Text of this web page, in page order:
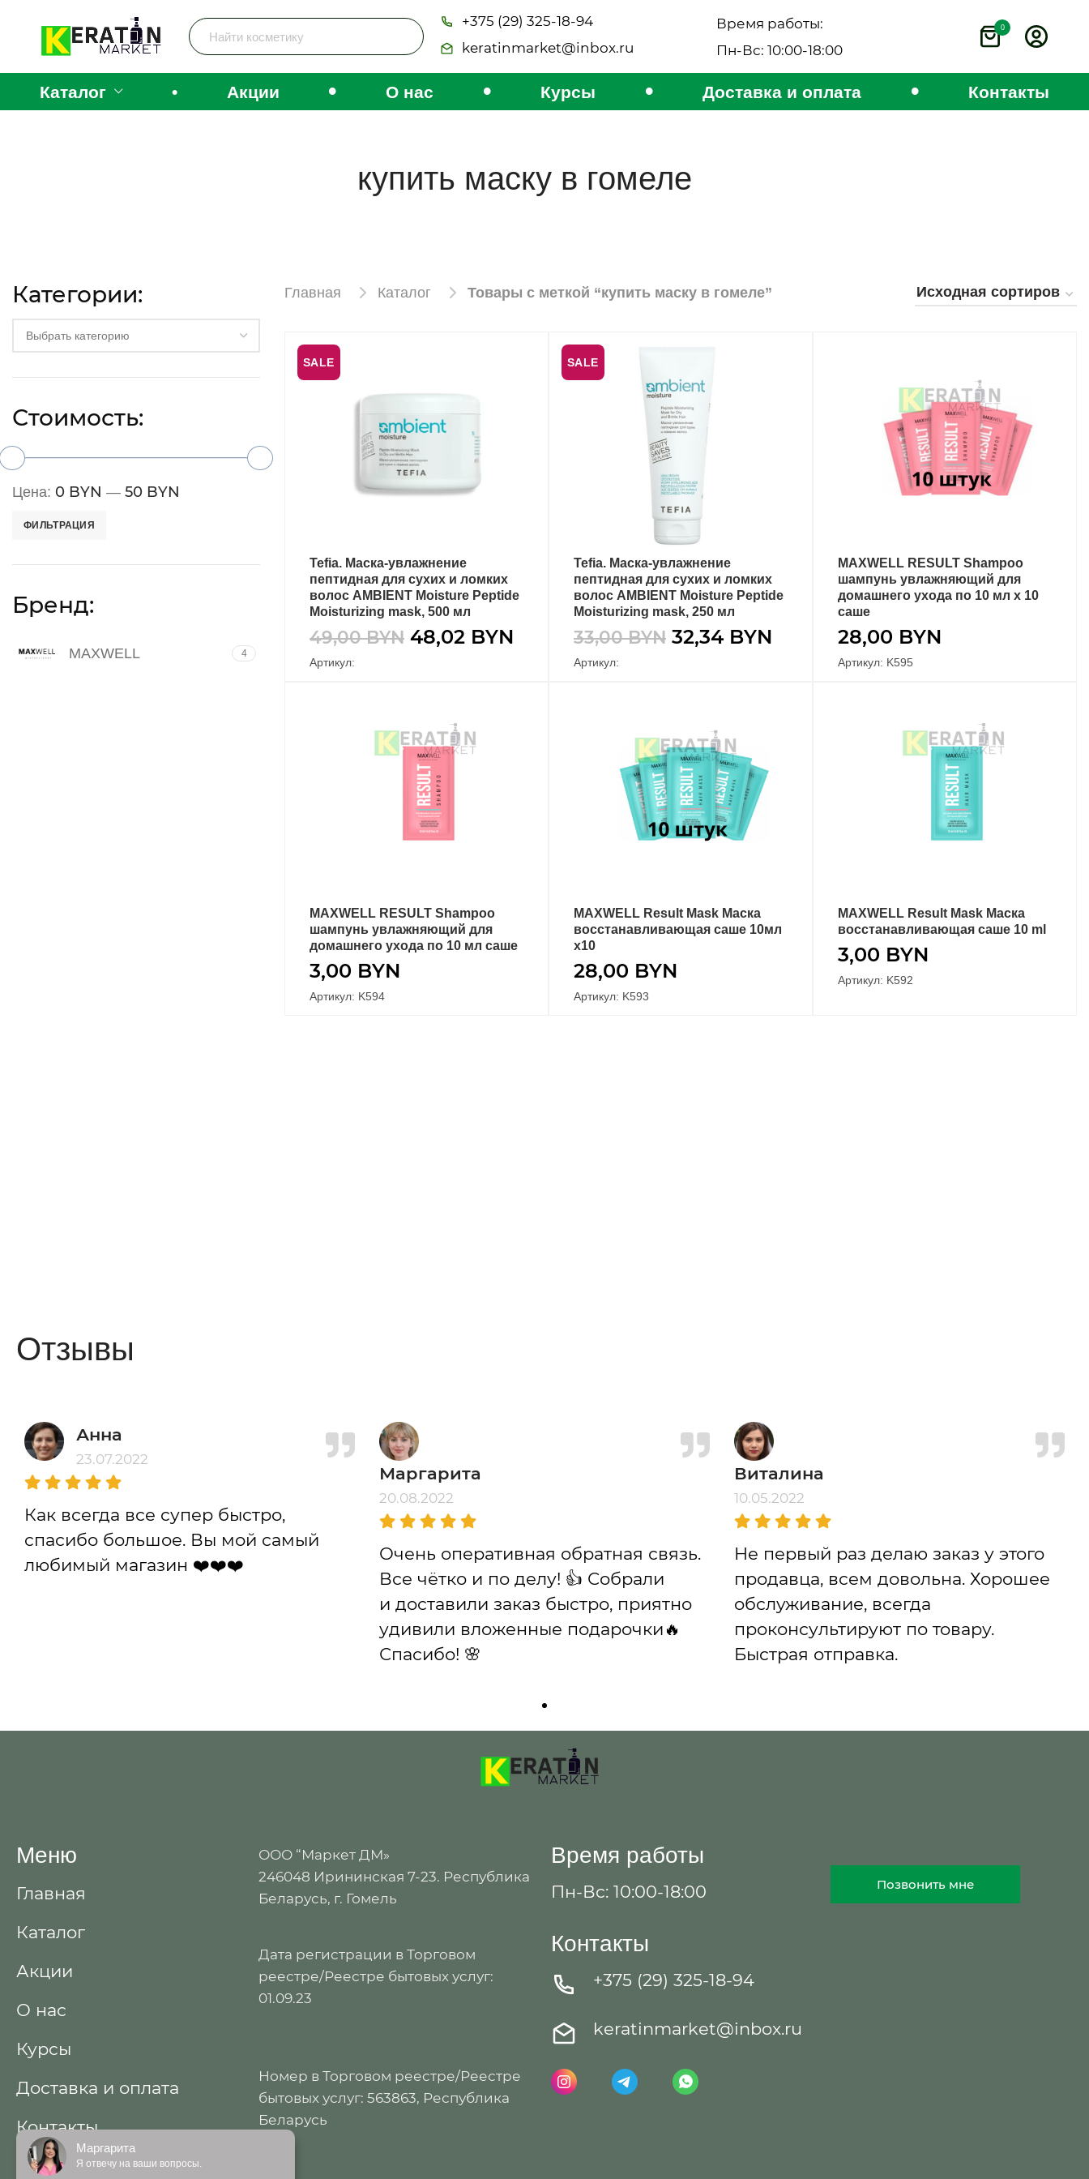
+375 (29) 325-18-94
keratinmarket@inbox.ru
Время работы:
Пн-Вс: 10:00-18:00
0
Каталог • Акции • О нас • Курсы • Доставка и оплата • Контакты
купить маску в гомеле
Категории:
Выбрать категорию
Стоимость:
ФИЛЬТРАЦИЯ
Цена: 0 BYN — 50 BYN
Бренд:
MAXWELL 4
Главная Каталог Товары с меткой “купить маску в гомеле”
SALE
В КОРЗИНУ
Tefia. Маска-увлажнение
пептидная для сухих и ломких
волос AMBIENT Moisture Peptide
Moisturizing mask, 500 мл
49,00BYN 48,02 BYN
Артикул:
SALE
В КОРЗИНУ
Tefia. Маска-увлажнение
пептидная для сухих и ломких
волос AMBIENT Moisture Peptide
Moisturizing mask, 250 мл
33,00BYN 32,34 BYN
Артикул:
В КОРЗИНУ
MAXWELL RESULT Shampoo
шампунь увлажняющий для
домашнего ухода по 10 мл x 10
саше
28,00 BYN
Артикул: K595
В КОРЗИНУ
MAXWELL RESULT Shampoo
шампунь увлажняющий для
домашнего ухода по 10 мл саше
3,00 BYN
Артикул: K594
В КОРЗИНУ
MAXWELL Result Mask Маска
восстанавливающая сашe 10мл
x10
28,00 BYN
Артикул: K593
В КОРЗИНУ
MAXWELL Result Mask Маска
восстанавливающая сашe 10 ml
3,00 BYN
Артикул: K592
Отзывы
Анна
23.07.2022
Как всегда все супер быстро,
спасибо большое. Вы мой самый
любимый магазин ❤️❤️❤️
Маргарита
20.08.2022
Очень оперативная обратная связь.
Все чётко и по делу! 👍 Собрали
и доставили заказ быстро, приятно
удивили вложенные подарочки🔥
Спасибо! 🌸
Виталина
10.05.2022
Не первый раз делаю заказ у этого
продавца, всем довольна. Хорошее
обслуживание, всегда
проконсультируют по товару.
Быстрая отправка.
Меню
Главная
Каталог
Акции
О нас
Курсы
Доставка и оплата
Контакты
Договор публичной
ООО “Маркет ДМ»
246048 Ирининская 7-23. Республика
Беларусь, г. Гомель
Дата регистрации в Торговом
реестре/Реестре бытовых услуг:
01.09.23
Номер в Торговом реестре/Реестре
бытовых услуг: 563863, Республика
Беларусь
Время работы
Пн-Вс: 10:00-18:00
Контакты
+375 (29) 325-18-94
keratinmarket@inbox.ru
Позвонить мне
Маргарита
Я отвечу на ваши вопросы.